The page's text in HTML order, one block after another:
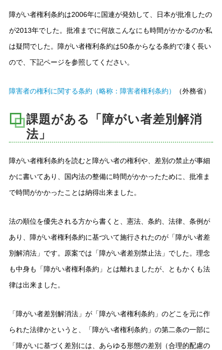
障がい者権利条約は2006年に国連が発効して、日本が批准したの
が2013年でした。批准までに何故こんなにも時間がかかるのか私
は疑問でした。障がい者権利条約は50条からなる条約で凄く長い
ので、下記ページを参照してください。
障害者の権利に関する条約（略称：障害者権利条約） （外務省）
課題がある「障がい者差別解消
法」
障がい者権利条約を読むと障がい者の権利や、差別の禁止が事細
かに書いてあり、国内法の整備に時間がかかったために、批准ま
で時間がかかったことは納得出来ました。
法の順位を優先される方から書くと、憲法、条約、法律、条例が
あり、障がい者権利条約に基づいて施行されたのが「障がい者差
別解消法」です。原案では「障がい者差別禁止法」でした。理念
も中身も「障がい者権利条約」とは離れましたが、ともかくも法
律は出来ました。
「障がい者差別解消法」が「障がい者権利条約」のどこを元に作
られた法律かというと、「障がい者権利条約」の第二条の一部に
「障がいに基づく差別には、あらゆる形態の差別（合理的配慮の